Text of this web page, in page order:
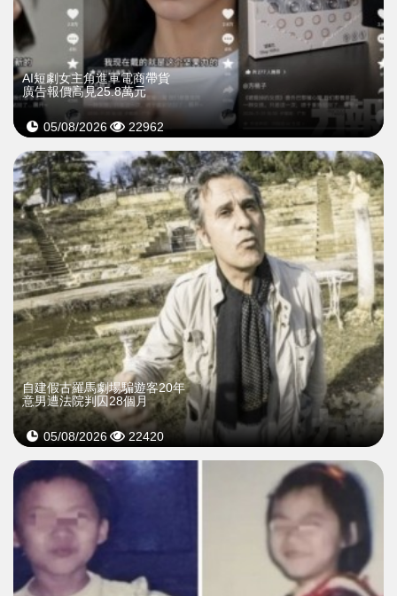
AI短劇女主角進軍電商帶貨
廣告報價高見25.8萬元
05/08/2026 22962
自建假古羅馬劇場騙遊客20年
意男遭法院判囚28個月
05/08/2026 22420